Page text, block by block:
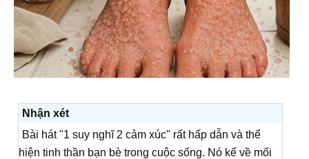
Nhận xét
Bài hát "1 suy nghĩ 2 cảm xúc" rất hấp dẫn và thể
hiện tinh thần bạn bè trong cuộc sống. Nó kể về mối